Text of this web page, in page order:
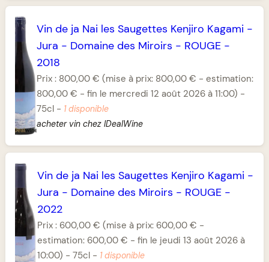
Vin de ja Nai les Saugettes Kenjiro Kagami -
Jura - Domaine des Miroirs - ROUGE-
2018
Prix : 800,00 € (mise à prix: 800,00 € - estimation:
800,00 € - fin le mercredi 12 août 2026 à 11:00) -
75cl- 1 disponible
acheter vin chez IDealWine
Vin de ja Nai les Saugettes Kenjiro Kagami -
Jura - Domaine des Miroirs - ROUGE -
2022
Prix : 600,00 € (mise à prix: 600,00 € -
estimation: 600,00 € - fin le jeudi 13 août 2026 à
10:00) -75cl - 1 disponible